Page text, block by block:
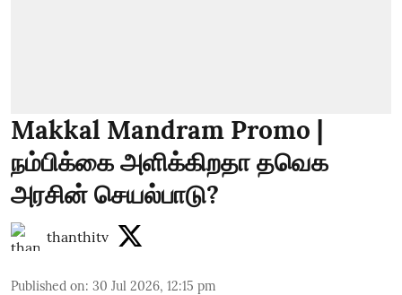
Makkal Mandram Promo |
நம்பிக்கை அளிக்கிறதா தவெக
அரசின் செயல்பாடு?
thanthitv
Published on: 30 Jul 2026, 12:15 pm